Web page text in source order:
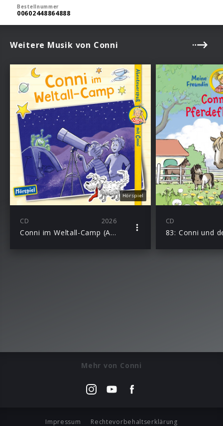
Bestellnummer
00602448864888
Weitere Musik von Conni
Hörspiel
CD 2026
Conni im Weltall-Camp (Abenteuerspaß mit Conni)
CD
Mehr von Conni
Impressum Rechtevorbehaltserklärung